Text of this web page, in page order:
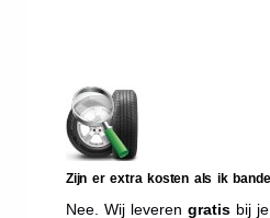
Zijn er extra kosten als ik
Nee. Wij leveren gratis bij